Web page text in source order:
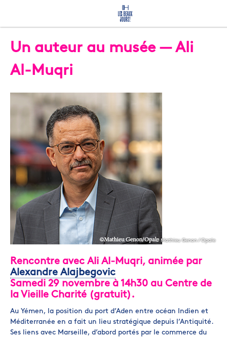
Un auteur au musée — Ali
Al-Muqri
© Mathieu Genon / Opale
Rencontre avec Ali Al-Muqri, animée par
Alexandre Alajbegovic
Samedi 29 novembre à 14h30 au Centre de
la Vieille Charité (gratuit).
Au Yémen, la position du port d’Aden entre océan Indien et
Méditerranée en a fait un lieu stratégique depuis l’Antiquité.
Ses liens avec Marseille, d’abord portés par le commerce du